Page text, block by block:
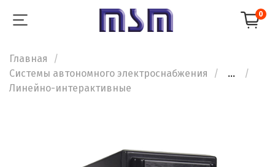
0
Главная
Системы автономного электроснабжения
...
Линейно-интерактивные